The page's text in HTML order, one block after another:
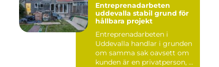
Entreprenadarbeten
uddevalla stabil grund för
hållbara projekt
Entreprenadarbeten i
Uddevalla handlar i grunden
om samma sak oavsett om
kunden är en privatperson, ...